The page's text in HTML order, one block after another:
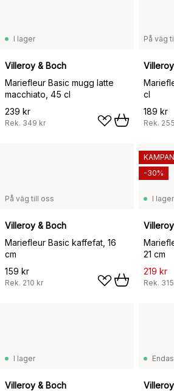
I lager
Villeroy & Boch
Mariefleur Basic mugg latte
macchiato, 45 cl
239 kr
Rek. 349 kr
På väg
cl
189 kr
Rek.
På väg till oss
Villeroy & Boch
Mariefleur Basic kaffefat, 16
cm
159 kr
Rek. 210 kr
I lager
21 cm
219 kr
Rek.
-30%
I lager
Villeroy & Boch